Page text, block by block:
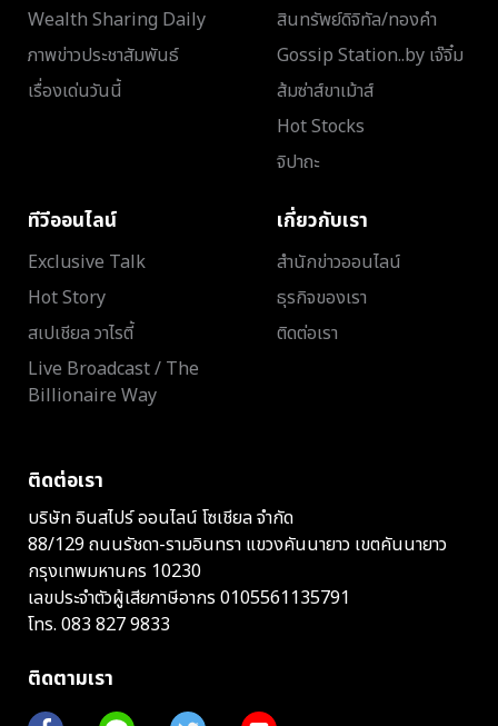
Wealth Sharing Daily
ภาพข่าวประชาสัมพันธ์
เรื่องเด่นวันนี้
สินทรัพย์ดิจิทัล/ทองคำ
Gossip Station..by เจ๊จิ๋ม
ส้มซ่าส์ขาเม้าส์
Hot Stocks
จิปาถะ
ทีวีออนไลน์
Exclusive Talk
Hot Story
สเปเชียล วาไรตี้
Live Broadcast / The
Billionaire Way
เกี่ยวกับเรา
สำนักข่าวออนไลน์
ธุรกิจของเรา
ติดต่อเรา
ติดต่อเรา
บริษัท อินสไปร์ ออนไลน์ โซเชียล จำกัด
88/129 ถนนรัชดา-รามอินทรา แขวงคันนายาว เขตคันนายาว
กรุงเทพมหานคร 10230
เลขประจำตัวผู้เสียภาษีอากร 0105561135791
โทร. 083 827 9833
ติดตามเรา